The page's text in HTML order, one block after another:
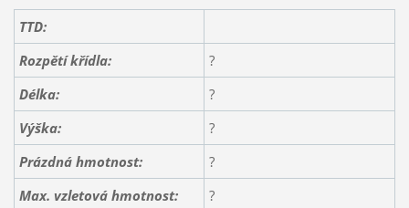
TTD:
Rozpětí křídla:
?
Délka:
?
Výška:
?
Prázdná hmotnost:
?
Max. vzletová hmotnost:
?